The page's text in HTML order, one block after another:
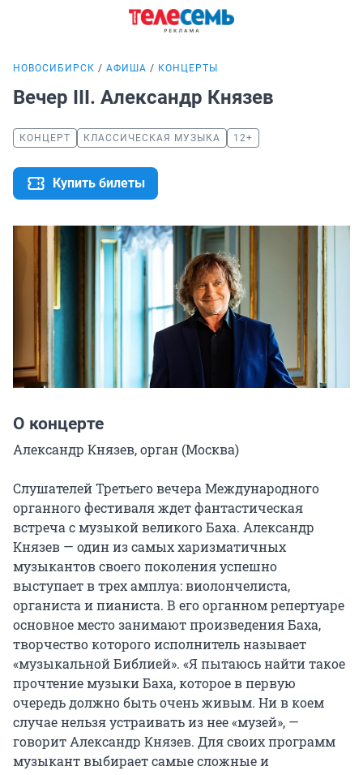
НОВОСИБИРСК АФИША КОНЦЕРТЫ
Вечер III. Александр Князев
КОНЦЕРТ КЛАССИЧЕСКАЯ МУЗЫКА 12+
Купить билеты
О концерте
Александр Князев, орган (Москва)
Слушателей Третьего вечера Международного
органного фестиваля ждет фантастическая
встреча с музыкой великого Баха. Александр
Князев — один из самых харизматичных
музыкантов своего поколения успешно
выступает в трех амплуа: виолончелиста,
органиста и пианиста. В его органном репертуаре
основное место занимают произведения Баха,
творчество которого исполнитель называет
«музыкальной Библией». «Я пытаюсь найти такое
прочтение музыки Баха, которое в первую
очередь должно быть очень живым. Ни в коем
случае нельзя устраивать из нее «музей», —
говорит Александр Князев. Для своих программ
музыкант выбирает самые сложные и